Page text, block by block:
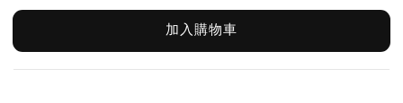
加入購物車